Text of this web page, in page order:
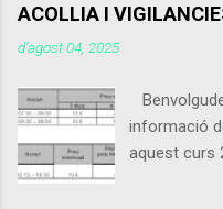
ACOLLIA I
d’agost 04, 2025
informació
aquest